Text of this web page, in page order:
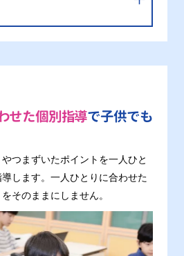
せた個別指導で子供でも
つまずいたポイントを一人ひと
します。一人ひとりに合わせた
そのままにしません。